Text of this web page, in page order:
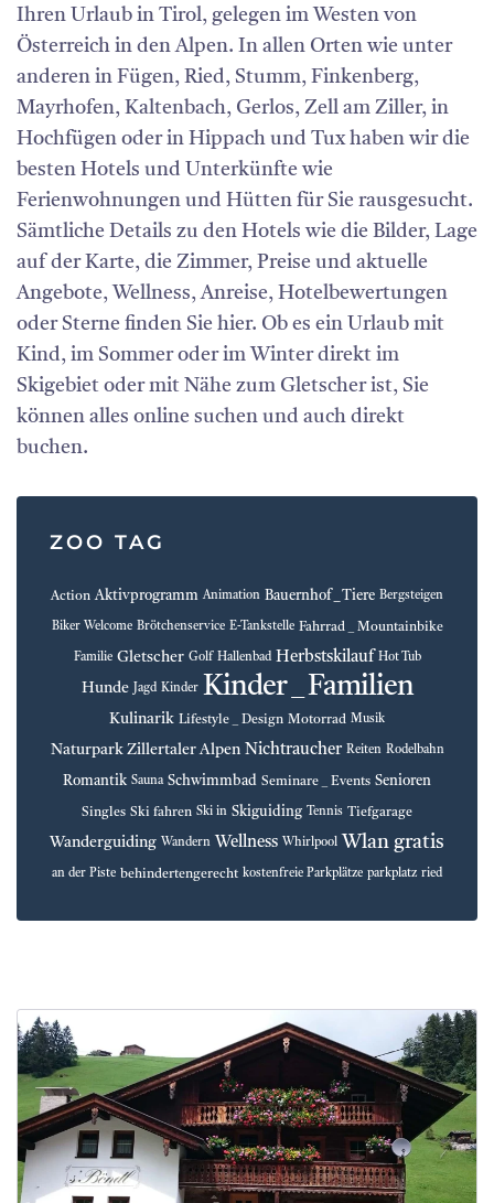
Ihren Urlaub in Tirol, gelegen im Westen von
Österreich in den Alpen. In allen Orten wie unter
anderen in Fügen, Ried, Stumm, Finkenberg,
Mayrhofen, Kaltenbach, Gerlos, Zell am Ziller, in
Hochfügen oder in Hippach und Tux haben wir die
besten Hotels und Unterkünfte wie
Ferienwohnungen und Hütten für Sie rausgesucht.
Sämtliche Details zu den Hotels wie die Bilder, Lage
auf der Karte, die Zimmer, Preise und aktuelle
Angebote, Wellness, Anreise, Hotelbewertungen
oder Sterne finden Sie hier. Ob es ein Urlaub mit
Kind, im Sommer oder im Winter direkt im
Skigebiet oder mit Nähe zum Gletscher ist, Sie
können alles online suchen und auch direkt
buchen.
ZOO TAG
Action Aktivprogramm Animation Bauernhof _ Tiere Bergsteigen
Biker Welcome Brötchenservice E-Tankstelle Fahrrad _ Mountainbike
Familie Gletscher Golf Hallenbad Herbstskilauf Hot Tub
Hunde Jagd Kinder Kinder _ Familien
Kulinarik Lifestyle _ Design Motorrad Musik
Naturpark Zillertaler Alpen Nichtraucher Reiten Rodelbahn
Romantik Sauna Schwimmbad Seminare _ Events Senioren
Singles Ski fahren Ski in Skiguiding Tennis Tiefgarage
Wanderguiding Wandern Wellness Whirlpool Wlan gratis
an der Piste behindertengerecht kostenfreie Parkplätze parkplatz ried